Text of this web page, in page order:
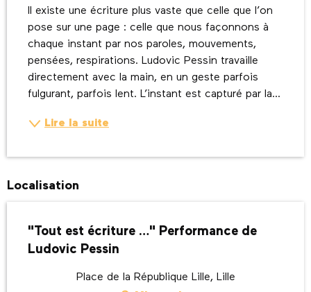
Il existe une écriture plus vaste que celle que l’on
pose sur une page : celle que nous façonnons à
chaque instant par nos paroles, mouvements,
pensées, respirations. Ludovic Pessin travaille
directement avec la main, en un geste parfois
fulgurant, parfois lent. L’instant est capturé par la...
Lire la suite
Localisation
"Tout est écriture …" Performance de
Ludovic Pessin
Place de la République Lille, Lille